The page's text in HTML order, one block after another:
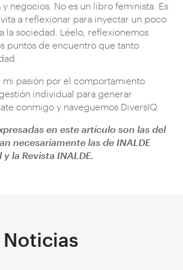
negocios. No es un libro feminista. Es
a reflexionar para inyectar un poco
la sociedad. Léelo, reflexionemos
puntos de encuentro que tanto
pasión por el comportamiento
individual para generar
conmigo y naveguemos DiversIQ.
en este artículo son las del
necesariamente las de INALDE
la Revista INALDE.